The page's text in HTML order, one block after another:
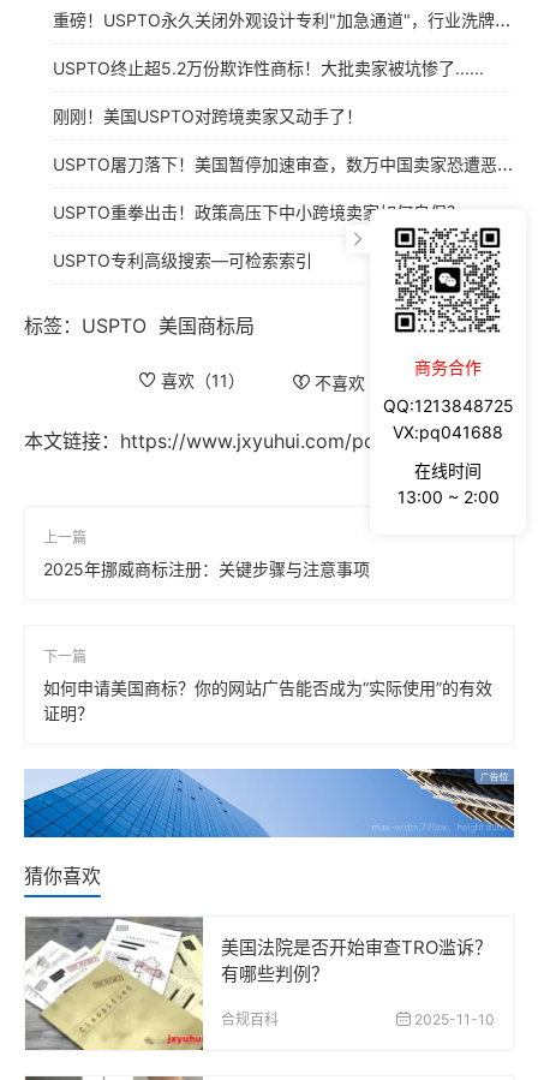
重磅！USPTO永久关闭外观设计专利"加急通道"，行业洗牌在即！
USPTO终止超5.2万份欺诈性商标！大批卖家被坑惨了......
刚刚！美国USPTO对跨境卖家又动手了！
USPTO屠刀落下！美国暂停加速审查，数万中国卖家恐遭恶意抢注血洗!
USPTO重拳出击！政策高压下中小跨境卖家如何自保？
USPTO专利高级搜索—可检索索引
标签： USPTO 美国商标局
喜欢（11） 不喜欢（
本文链接： https://www.jxyuhui.com/post/191.html
上一篇
2025年挪威商标注册：关键步骤与注意事项
下一篇
如何申请美国商标？你的网站广告能否成为“实际使用”的有效
证明？
猜你喜欢
美国法院是否开始审查TRO滥诉？
有哪些判例？
合规百科 2025-11-10
商务合作
QQ:1213848725
VX:pq041688
在线时间
13:00 ~ 2:00